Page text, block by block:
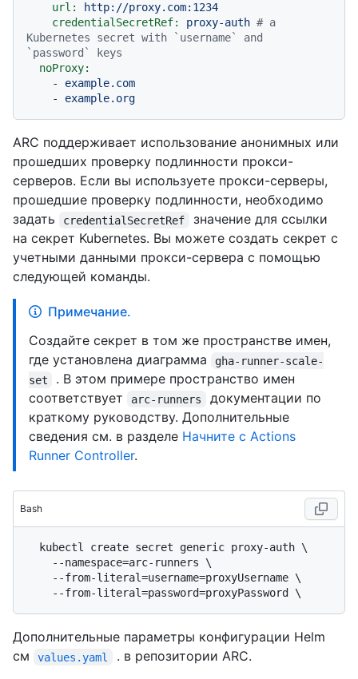
url:
http://proxy.com:1234
credentialSecretRef:
proxy-auth # a
Kubernetes secret with `username` and
`password` keys
noProxy:
-
example.com
-
example.org
ARC поддерживает использование анонимных или
прошедших проверку подлинности прокси-
серверов. Если вы используете прокси-серверы,
прошедшие проверку подлинности, необходимо
задать
credentialSecretRef
значение для ссылки
на секрет Kubernetes. Вы можете создать секрет с
учетными данными прокси-сервера с помощью
следующей команды.
Примечание.
Создайте секрет в том же пространстве имен,
где установлена диаграмма
gha-runner-scale-
set
. В этом примере пространство имен
соответствует
arc-runners
документации по
краткому руководству. Дополнительные
сведения см. в разделе Начните с Actions
Runner Controller.
Bash
Дополнительные параметры конфигурации Helm
см
values.yaml . в репозитории ARC.